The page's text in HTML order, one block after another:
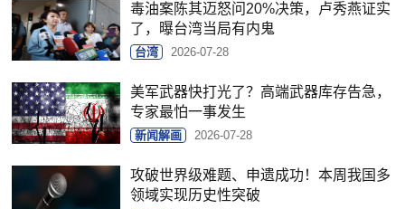
毒油案陈其迈怒问20%决策，卢秀燕证实
了，曝台湾当局有内鬼
台湾 2026-07-28
美军武器快打光了？高端武器库存告急，
专家最怕一事发生
新闻解画 2026-07-28
攻破世界级难题、申遗成功！本周我国多
领域实现历史性突破